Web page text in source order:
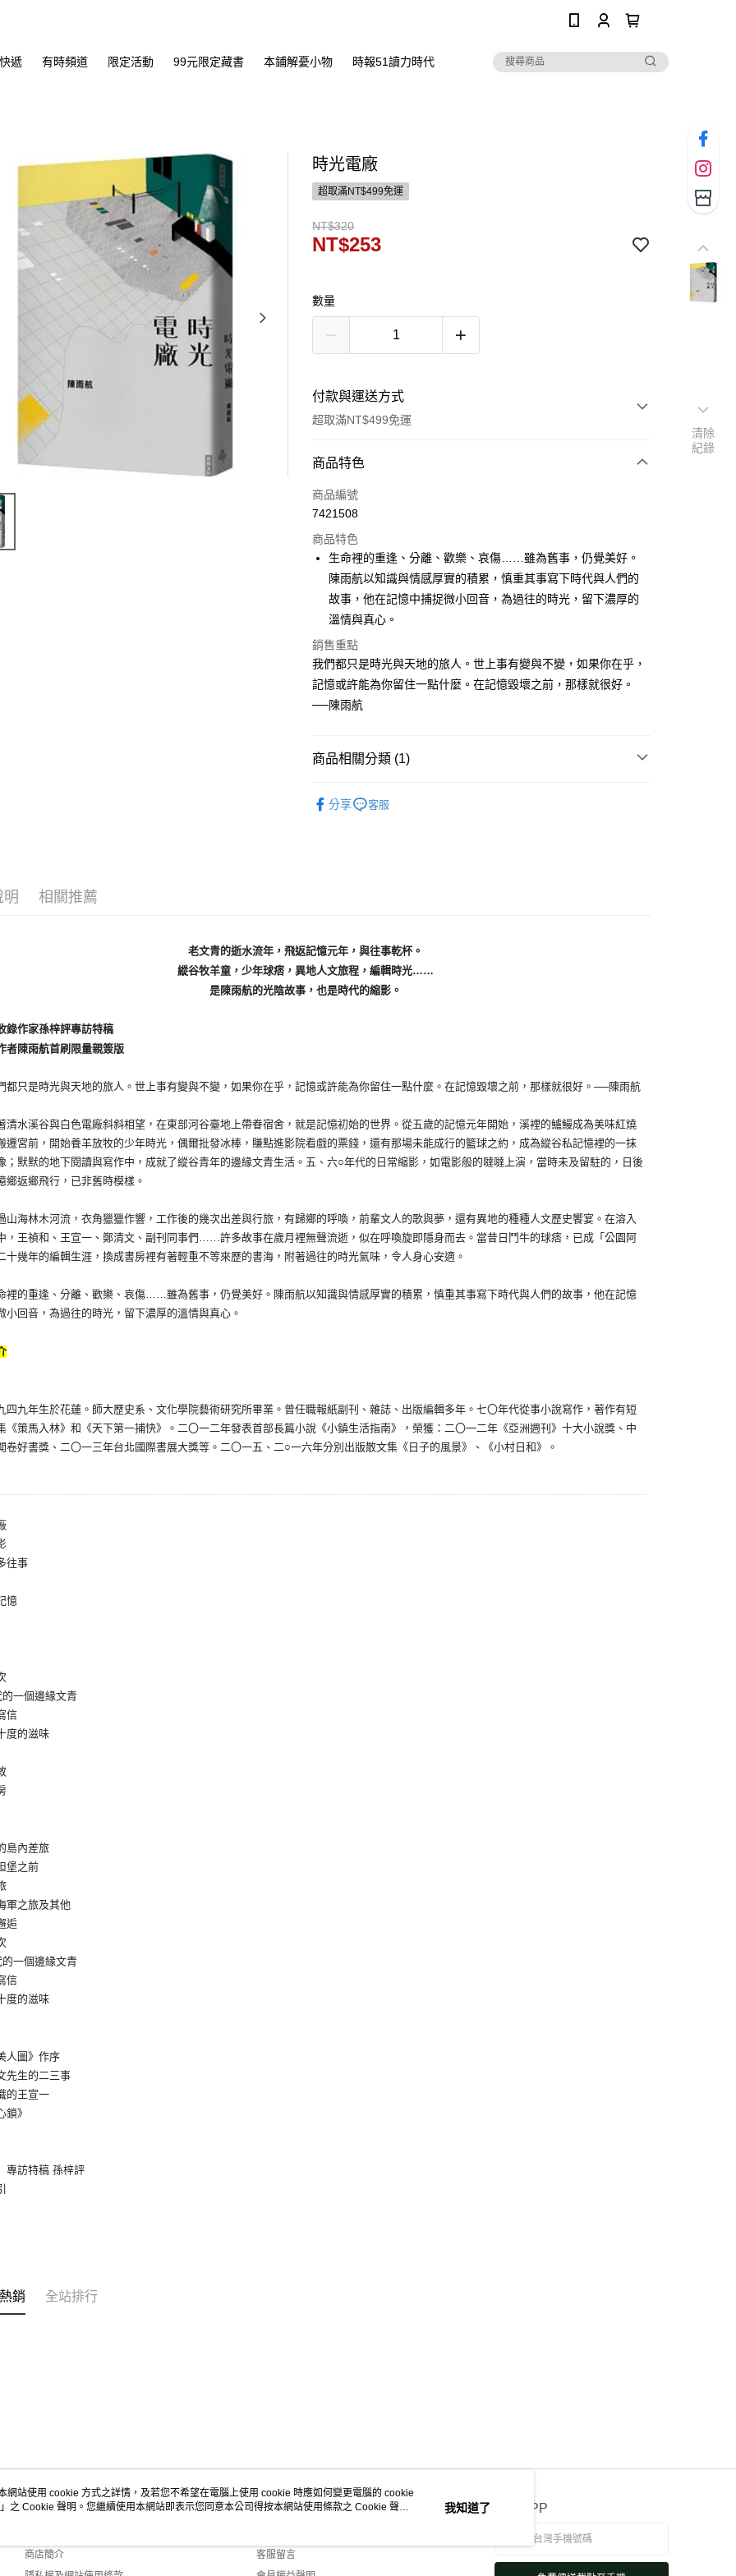
遞 有時頻道 限定活動 99元限定藏書 本鋪解憂小物 時報51讀力時代
時光電廠
超取滿NT$499免運
NT$320
NT$253
數量
付款與運送方式
超取滿NT$499免運
付款方式
信用卡一次付款
運送方式
付款後全家取貨
每筆NT$60，滿NT$499(含以上)免運費
付款後7-11取貨
每筆NT$60，滿NT$499(含以上)免運費
宅配
商品特色
商品編號
7421508
商品特色
生命裡的重逢、分離、歡樂、哀傷……雖為舊事，仍覺美好。
陳雨航以知識與情感厚實的積累，慎重其事寫下時代與人們的
故事，他在記憶中捕捉微小回音，為過往的時光，留下濃厚的
溫情與真心。
銷售重點
我們都只是時光與天地的旅人。世上事有變與不變，如果你在乎，
記憶或許能為你留住一點什麼。在記憶毀壞之前，那樣就很好。
──陳雨航
商品相關分類 (1)
分享
客服
明 相關推薦
老文青的逝水流年，飛返記憶元年，與往事乾杯。
縱谷牧羊童，少年球痞，異地人文旅程，編輯時光……
是陳雨航的光陰故事，也是時代的縮影。
作家孫梓評專訪特稿
陳雨航首刷限量親簽版
只是時光與天地的旅人。世上事有變與不變，如果你在乎，記憶或許能為你留住一點什麼。在記憶毀壞之前，那樣就很好。──陳雨航
水溪谷與白色電廠斜斜相望，在東部河谷臺地上帶眷宿舍，就是記憶初始的世界。從五歲的記憶元年開始，溪裡的鱸鰻成為美味紅燒
遷宮前，開始養羊放牧的少年時光，偶爾批發冰棒，賺點進影院看戲的票錢，還有那場未能成行的籃球之約，成為縱谷私記憶裡的一抹
；默默的地下閱讀與寫作中，成就了縱谷青年的邊緣文青生活。五、六○年代的日常縮影，如電影般的噠噠上演，當時未及留駐的，日後
鄉返鄉飛行，已非舊時模樣。
海林木河流，衣角獵獵作響，工作後的幾次出差與行旅，有歸鄉的呼喚，前輩文人的歌與夢，還有異地的種種人文歷史饗宴。在溶入
，王禎和、王宣一、鄭清文、副刊同事們……許多故事在歲月裡無聲流逝，似在呼喚旋即隱身而去。當昔日鬥牛的球痞，已成「公園阿
十幾年的編輯生涯，換成書房裡有著輕重不等來歷的書海，附著過往的時光氣味，令人身心安適。
的重逢、分離、歡樂、哀傷……雖為舊事，仍覺美好。陳雨航以知識與情感厚實的積累，慎重其事寫下時代與人們的故事，他在記憶
小回音，為過往的時光，留下濃厚的溫情與真心。
九年生於花蓮。師大歷史系、文化學院藝術研究所畢業。曾任職報紙副刊、雜誌、出版編輯多年。七〇年代從事小說寫作，著作有短
《策馬入林》和《天下第一捕快》。二〇一二年發表首部長篇小說《小鎮生活指南》，榮獲：二〇一二年《亞洲週刊》十大小說獎、中
卷好書獎、二〇一三年台北國際書展大獎等。二〇一五、二○一六年分別出版散文集《日子的風景》、《小村日和》。
往事
憶
一個邊緣文青
信
度的滋味
島內差旅
堡之前
軍之旅及其他
逅
一個邊緣文青
信
度的滋味
人圖》作序
先生的二三事
的王宣一
鎖》
專訪特稿 孫梓評
銷 全站排行
關於我們
商店簡介
客服資訊
客服留言
官方APP
清除
紀錄
網站使用 cookie 方式之詳情，及若您不希望在電腦上使用 cookie 時應如何變更電腦的 cookie
」之 Cookie 聲明。您繼續使用本網站即表示您同意本公司得按本網站使用條款之 Cookie 聲明
我知道了